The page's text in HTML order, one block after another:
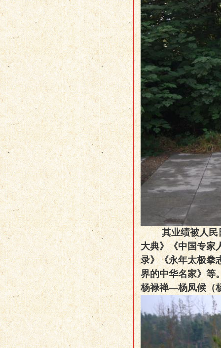
其业绩被人民
大典》《中国专家
录》《永年太极拳
界的中华名家》等
杨禄禅—杨凤候（